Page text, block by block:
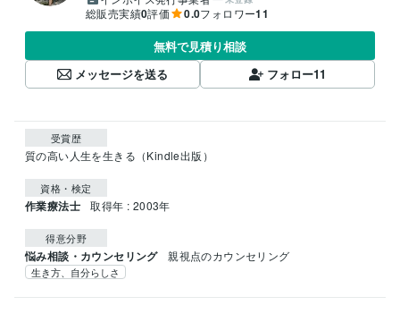
総販売実績0評価 0.0フォロワー11
無料で見積り相談
メッセージを送る
フォロー11
受賞歴
質の高い人生を生きる（Kindle出版）
資格・検定
作業療法士 取得年 : 2003年
得意分野
悩み相談・カウンセリング 親視点のカウンセリング
生き方、自分らしさ